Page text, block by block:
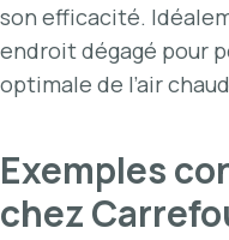
son efficacité.
endroit dégagé pour
optimale de l’air
Exemples
chez